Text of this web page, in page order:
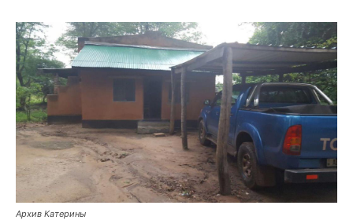
Архив Катерины